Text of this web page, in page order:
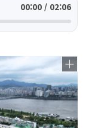
00:00 / 02:06